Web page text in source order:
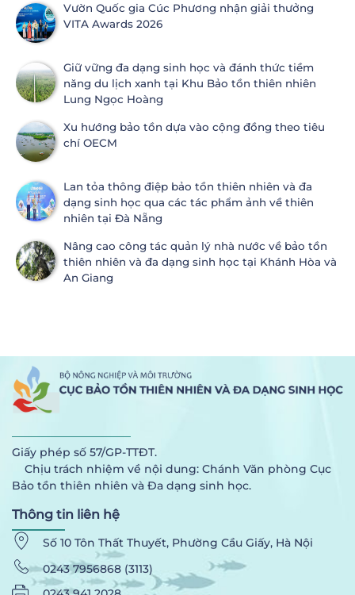
Vườn Quốc gia Cúc Phương nhận giải thưởng
VITA Awards 2026
Giữ vững đa dạng sinh học và đánh thức tiềm
năng du lịch xanh tại Khu Bảo tồn thiên nhiên
Lung Ngọc Hoàng
Xu hướng bảo tồn dựa vào cộng đồng theo tiêu
chí OECM
Lan tỏa thông điệp bảo tồn thiên nhiên và đa
dạng sinh học qua các tác phẩm ảnh về thiên
nhiên tại Đà Nẵng
Nâng cao công tác quản lý nhà nước về bảo tồn
thiên nhiên và đa dạng sinh học tại Khánh Hòa và
An Giang
Giấy phép số 57/GP-TTĐT.
Chịu trách nhiệm về nội dung: Chánh Văn phòng Cục
Bảo tồn thiên nhiên và Đa dạng sinh học.
Thông tin liên hệ
Số 10 Tôn Thất Thuyết, Phường Cầu Giấy, Hà Nội
0243 7956868 (3113)